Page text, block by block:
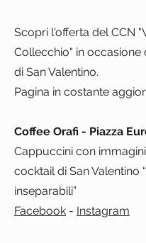
Scopri l'offerta del CCN
Collecchio" in occasione
di San Valentino.
Pagina in costante
Coffee Orafi - Piazza
Cappuccini con
cocktail di San Valentino
inseparabili”
Facebook - Instagram